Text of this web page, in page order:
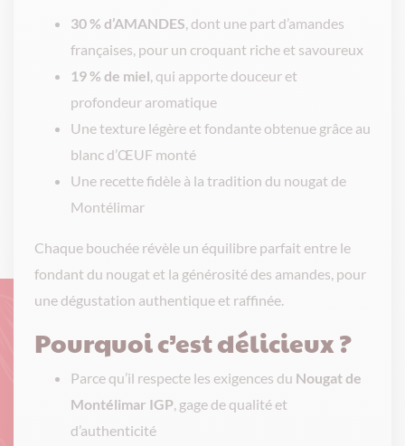
30 % d’AMANDES, dont une part d’amandes
françaises, pour un croquant riche et savoureux
19 % de miel, qui apporte douceur et
profondeur aromatique
Une texture légère et fondante obtenue grâce au
blanc d’ŒUF monté
Une recette fidèle à la tradition du nougat de
Montélimar
Chaque bouchée révèle un équilibre parfait entre le
fondant du nougat et la générosité des amandes, pour
une dégustation authentique et raffinée.
Pourquoi c’est délicieux ?
Parce qu’il respecte les exigences du Nougat de
Montélimar IGP, gage de qualité et
d’authenticité